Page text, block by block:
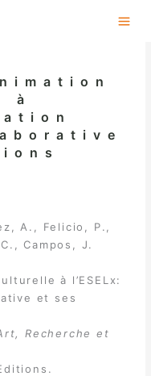
à
A., Felicio, P.,
Campos, J.
à l’ESELx:
et ses
Recherche et